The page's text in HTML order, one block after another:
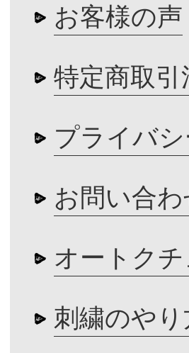
お客様の声
特定商取
プライバ
お問い合わ
オートク
刺繍のやり